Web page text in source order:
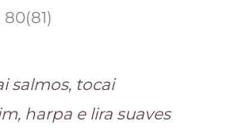
80(81)
salmos, tocai
harpa e lira suaves